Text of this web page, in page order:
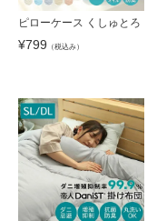
ピローケース くしゅとろ
¥799 （税込み）